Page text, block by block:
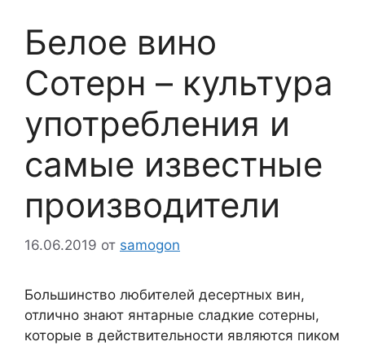
Белое вино
Сотерн – культура
употребления и
самые известные
производители
16.06.2019 от samogon
Большинство любителей десертных вин,
отлично знают янтарные сладкие сотерны,
которые в действительности являются пиком